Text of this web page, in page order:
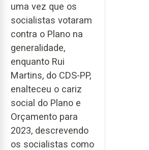
uma vez que os
socialistas votaram
contra o Plano na
generalidade,
enquanto Rui
Martins, do CDS-PP,
enalteceu o cariz
social do Plano e
Orçamento para
2023, descrevendo
os socialistas como